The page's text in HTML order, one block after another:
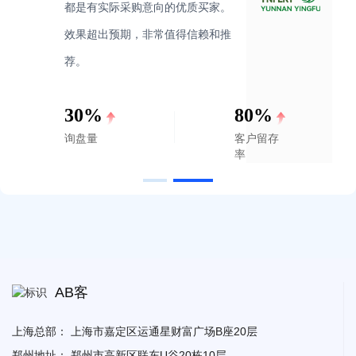
都是有实际采购意向的优质买家。
效果超出预期，非常值得信赖和推
荐。
30%
询盘量
80%
客户留存
率
AB客
上海总部：
上海市嘉定区运通星财富广场B座20层